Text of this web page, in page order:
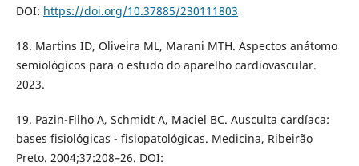
DOI: https://doi.org/10.37885/230111803
18. Martins ID, Oliveira ML, Marani MTH. Aspectos anátomo
semiológicos para o estudo do aparelho cardiovascular.
2023.
19. Pazin-Filho A, Schmidt A, Maciel BC. Ausculta cardíaca:
bases fisiológicas - fisiopatológicas. Medicina, Ribeirão
Preto. 2004;37:208–26. DOI: